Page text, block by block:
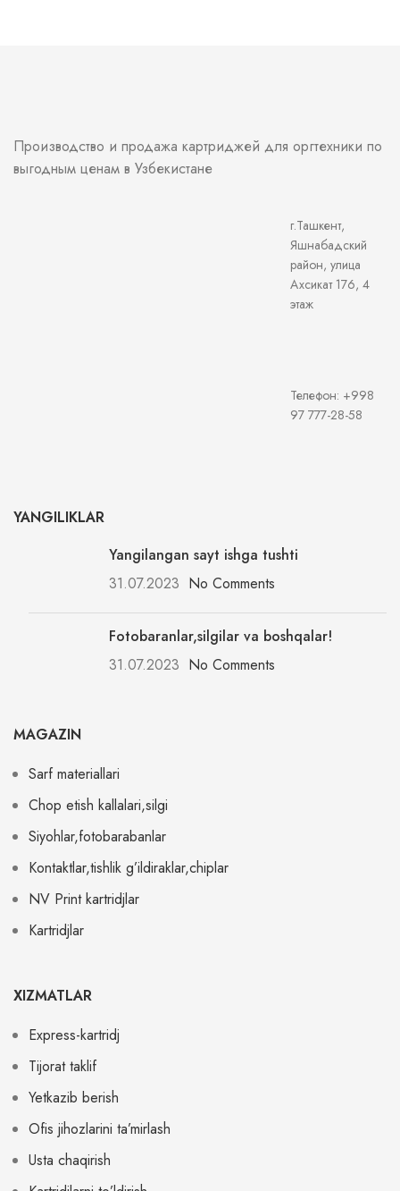
Производство и продажа картриджей для оргтехники по
выгодным ценам в Узбекистане
г.Ташкент,
Яшнабадский
район, улица
Ахсикат 176, 4
этаж
Телефон: +998
97 777-28-58
YANGILIKLAR
Yangilangan sayt ishga tushti
31.07.2023 No Comments
Fotobaranlar,silgilar va boshqalar!
31.07.2023 No Comments
MAGAZIN
Sarf materiallari
Chop etish kallalari,silgi
Siyohlar,fotobarabanlar
Kontaktlar,tishlik g’ildiraklar,chiplar
NV Print kartridjlar
Kartridjlar
XIZMATLAR
Express-kartridj
Tijorat taklif
Yetkazib berish
Ofis jihozlarini ta’mirlash
Usta chaqirish